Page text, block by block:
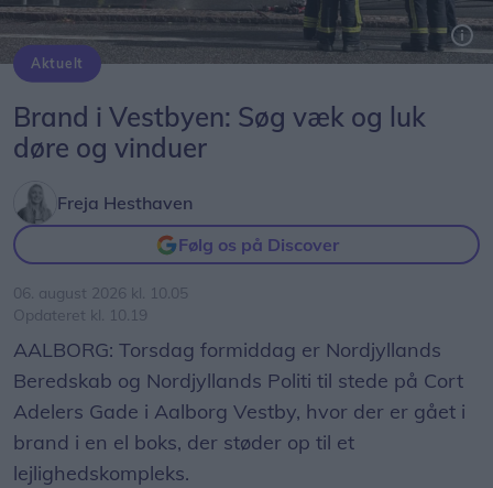
Aktuelt
Brand i Vestbyen: Søg væk og luk
døre og vinduer
Freja Hesthaven
Følg os på Discover
06. august 2026 kl. 10.05
Opdateret kl. 10.19
AALBORG: Torsdag formiddag er Nordjyllands
Beredskab og Nordjyllands Politi til stede på Cort
Adelers Gade i Aalborg Vestby, hvor der er gået i
brand i en el boks, der støder op til et
lejlighedskompleks.